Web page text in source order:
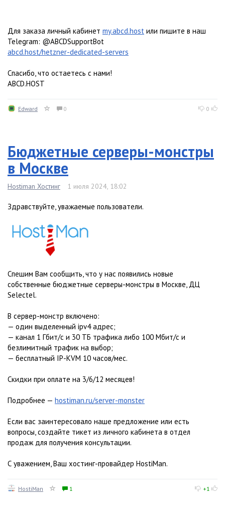
Для заказа личный кабинет my.abcd.host или пишите в наш
Telegram: @ABCDSupportBot
abcd.host/hetzner-dedicated-servers
Спасибо, что остаетесь с нами!
ABCD.HOST
Edward 0 0
Бюджетные серверы-монстры
в Москве
Hostiman Хостинг 1 июля 2024, 18:02
Здравствуйте, уважаемые пользователи.
Спешим Вам сообщить, что у нас появились новые
собственные бюджетные серверы-монстры в Москве, ДЦ
Selectel.
В сервер-монстр включено:
— один выделенный ipv4 адрес;
— канал 1 Гбит/с и 30 ТБ трафика либо 100 Мбит/c и
безлимитный трафик на выбор;
— бесплатный IP-KVM 10 часов/мес.
Скидки при оплате на 3/6/12 месяцев!
Подробнее — hostiman.ru/server-monster
Если вас заинтересовало наше предложение или есть
вопросы, создайте тикет из личного кабинета в отдел
продаж для получения консультации.
С уважением, Ваш хостинг-провайдер HostiMan.
HostiMan 1 +1